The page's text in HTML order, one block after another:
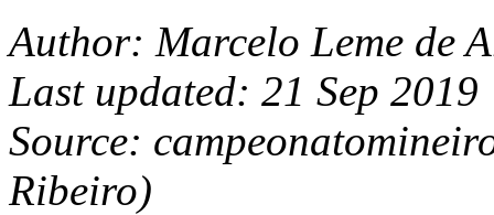
Author: Marcelo Leme de
Last updated: 21 Sep 2019
Source:
Ribeiro)